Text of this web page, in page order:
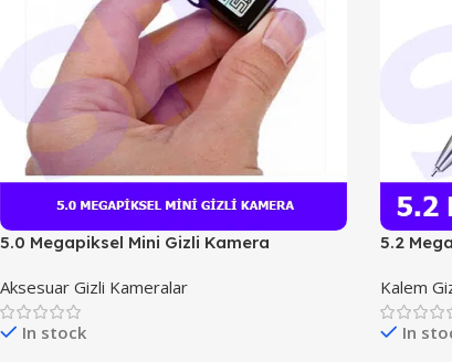
5.0 Megapiksel Mini Gizli Kamera
Aksesuar Gizli Kameralar
In stock
5.2
Kalem
In